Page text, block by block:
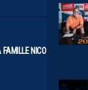
NICOLLIN A